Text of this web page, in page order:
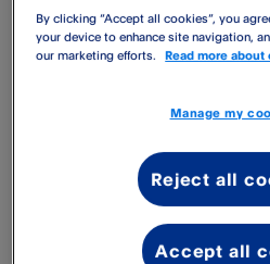
tippen Sie diese einfach in
rechts auf Ihrem Bildschirm.
Erreichbarkeit
Montag bis Freitag zwischen 9
By clicking “Accept all cookies”, you
your device to enhance site navigation,
our marketing efforts.
Read more about
Manage my
Reject all
Accept all